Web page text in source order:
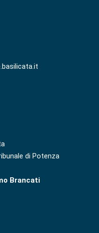
di Potenza
Brancati